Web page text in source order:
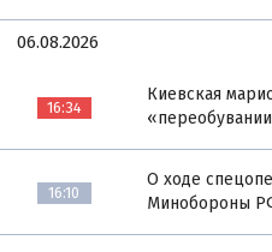
06.08.2026
16:34
Киевская
16:10
О ходе
Минобороны